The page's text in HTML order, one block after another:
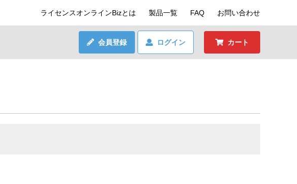
ライセンスオンラインBizとは 製品一覧 FAQ お問い合わせ
会員登録 ログイン カート